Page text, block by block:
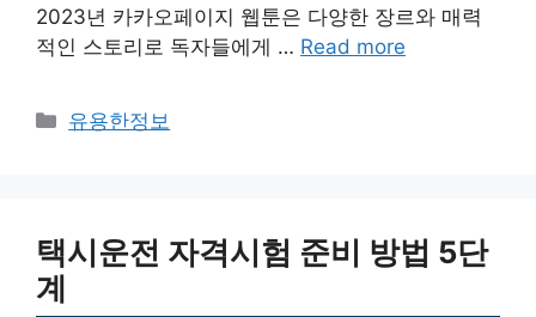
2023년 카카오페이지 웹툰은 다양한 장르와 매력
적인 스토리로 독자들에게 … Read more
Categories
유용한정보
택시운전 자격시험 준비 방법 5단
계